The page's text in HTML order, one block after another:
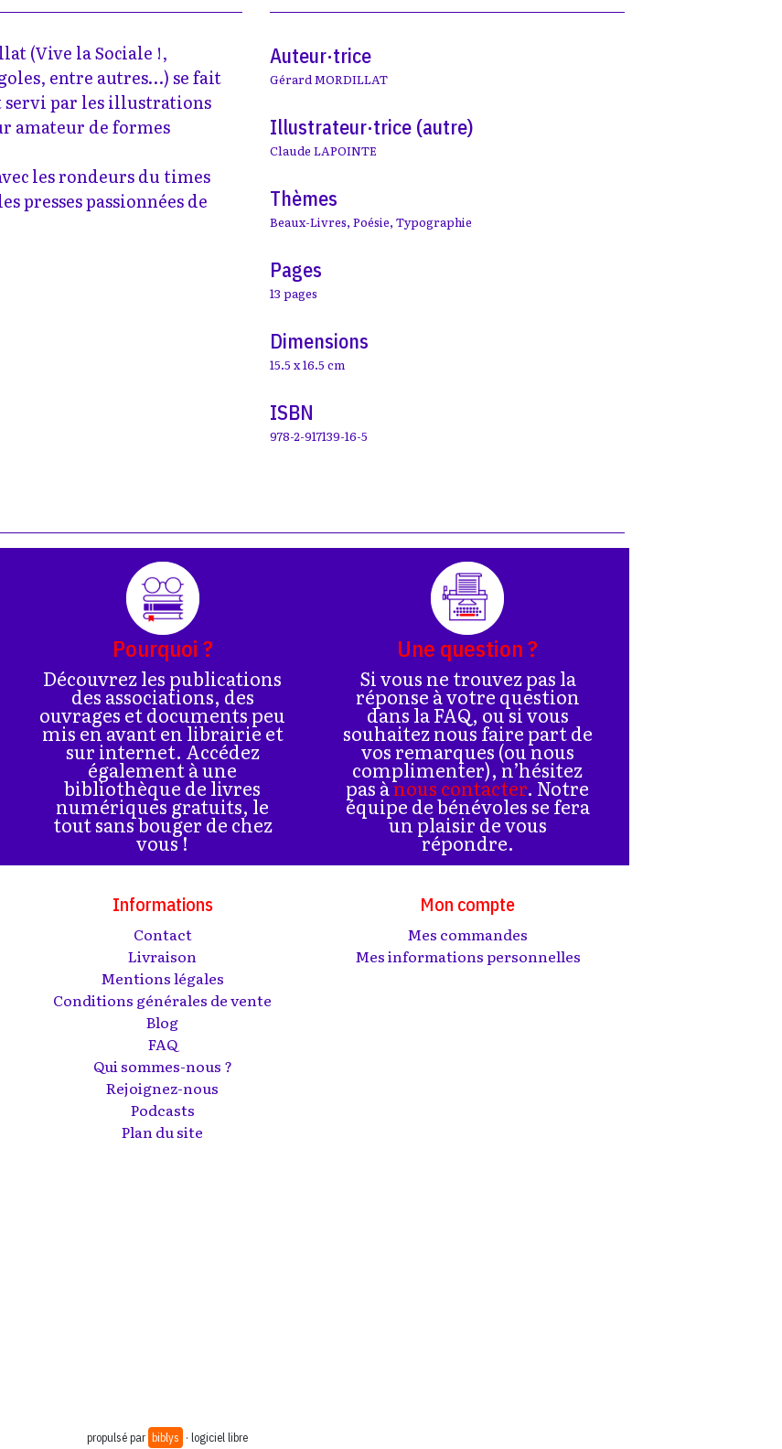
(Vive la Sociale !,
entre autres…) se fait
servi par les illustrations
amateur de formes
les rondeurs du times
presses passionnées de
Auteur·trice
Gérard MORDILLAT
Illustrateur·trice (autre)
Claude LAPOINTE
Thèmes
Beaux-Livres, Poésie, Typographie
Pages
13 pages
Dimensions
15.5 x 16.5 cm
ISBN
978-2-917139-16-5
Pourquoi ?
Découvrez les publications
des associations, des
ouvrages et documents peu
mis en avant en librairie et
sur internet. Accédez
également à une
bibliothèque de livres
numériques gratuits, le
tout sans bouger de chez
vous !
Une question ?
Si vous ne trouvez pas la
réponse à votre question
dans la FAQ, ou si vous
souhaitez nous faire part de
vos remarques (ou nous
complimenter), n’hésitez
pas ànous contacter. Notre
équipe de bénévoles se fera
un plaisir de vous
répondre.
Informations
Contact
Livraison
Mentions légales
Conditions générales de vente
Blog
FAQ
Qui sommes-nous ?
Rejoignez-nous
Podcasts
Plan du site
Mon compte
Mes commandes
Mes informations personnelles
propulsé par biblys · logiciel libre